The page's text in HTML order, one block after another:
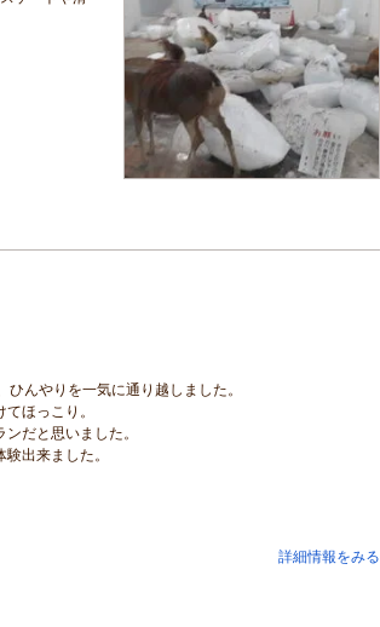
んやりを一気に通り越しました。
ほっこり。
だと思いました。
出来ました。
詳細情報をみる